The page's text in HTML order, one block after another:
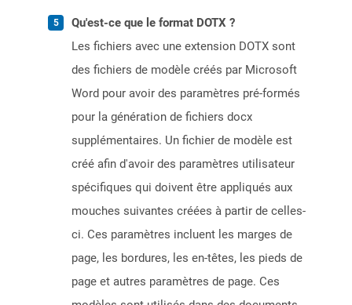
Qu'est-ce que le format DOTX ?
Les fichiers avec une extension DOTX sont
des fichiers de modèle créés par Microsoft
Word pour avoir des paramètres pré-formés
pour la génération de fichiers docx
supplémentaires. Un fichier de modèle est
créé afin d'avoir des paramètres utilisateur
spécifiques qui doivent être appliqués aux
mouches suivantes créées à partir de celles-
ci. Ces paramètres incluent les marges de
page, les bordures, les en-têtes, les pieds de
page et autres paramètres de page. Ces